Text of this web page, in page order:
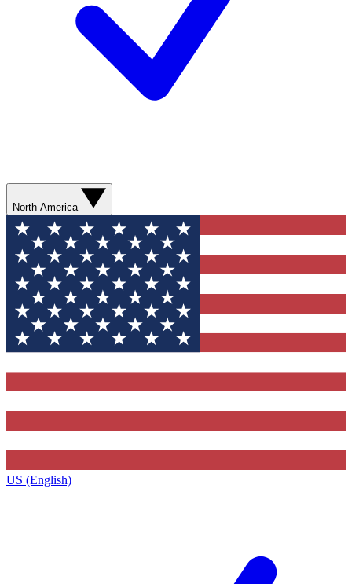
North America
US (English)